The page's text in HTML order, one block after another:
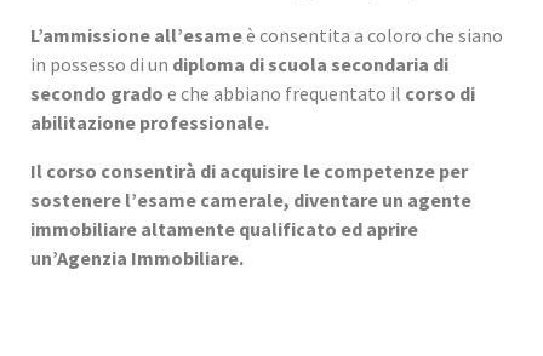
L’ammissione all’esameè consentita a coloro che siano
in possesso di un diploma di scuola secondaria di
secondo grado e che abbiano frequentato il corso di
abilitazione professionale.
Il corso consentirà di acquisire le competenze per
sostenere l’esame camerale, diventare un agente
immobiliare altamente qualificato ed aprire
un’Agenzia Immobiliare.